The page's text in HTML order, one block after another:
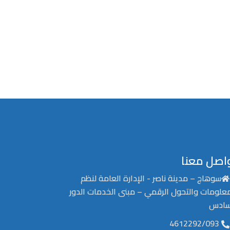
معنا
سوهاج – مدينة ناصر - الإدارة العامة لنظم
والتحول الرقمي – مبنى الخدمات الدور